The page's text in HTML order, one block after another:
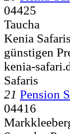
04425
Taucha
Kenia
günstigen
kenia-
Safaris
21 Pension
04416